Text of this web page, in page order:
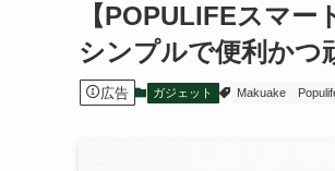
【POPULIFEスマ
シンプルで便利かつ
広告 ガジェット Makuake